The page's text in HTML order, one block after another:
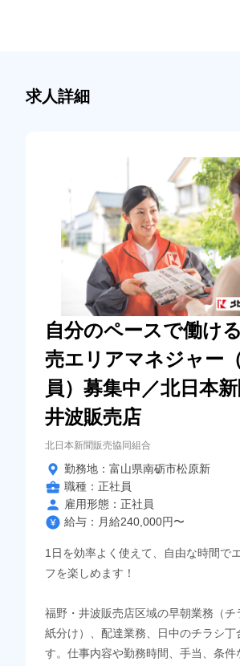
求人詳細
自分のペースで働け
売エリアマネジャー
員）募集中／北日本新
井波販売店
北日本新聞販売協同組合
勤務地：富山県南砺市松原新
職種：正社員
雇用形態：正社員
給与：月給240,000円〜
1日を効率よく使えて、自由な時間で
フを楽しめます！
福野・井波販売店区域の早朝業務（チ
紙分け）、配達業務、日中のチラシ丁
す。仕事内容や勤務時間、手当、条件